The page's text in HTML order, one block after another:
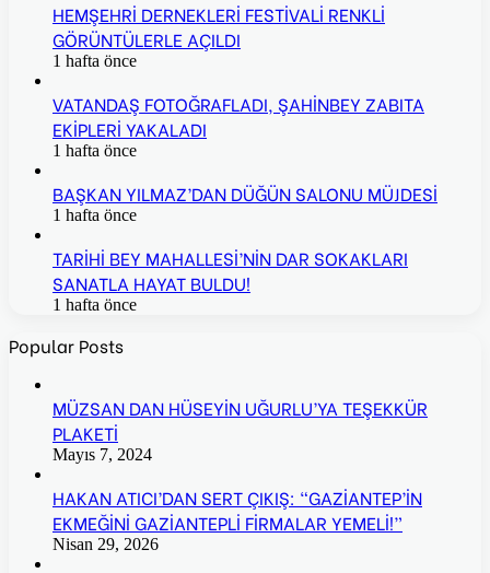
HEMŞEHRİ DERNEKLERİ FESTİVALİ RENKLİ
GÖRÜNTÜLERLE AÇILDI
1 hafta önce
VATANDAŞ FOTOĞRAFLADI, ŞAHİNBEY ZABITA
EKİPLERİ YAKALADI
1 hafta önce
BAŞKAN YILMAZ’DAN DÜĞÜN SALONU MÜJDESİ
1 hafta önce
TARİHİ BEY MAHALLESİ’NİN DAR SOKAKLARI
SANATLA HAYAT BULDU!
1 hafta önce
Popular Posts
MÜZSAN DAN HÜSEYİN UĞURLU’YA TEŞEKKÜR
PLAKETİ
Mayıs 7, 2024
HAKAN ATICI’DAN SERT ÇIKIŞ: “GAZİANTEP’İN
EKMEĞİNİ GAZİANTEPLİ FİRMALAR YEMELİ!”
Nisan 29, 2026